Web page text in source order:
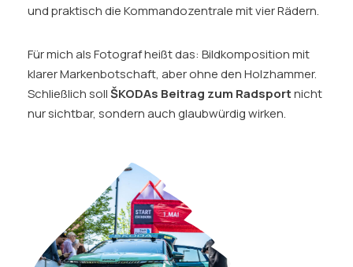
und praktisch die Kommandozentrale mit vier Rädern.
Für mich als Fotograf heißt das: Bildkomposition mit
klarer Markenbotschaft, aber ohne den Holzhammer.
Schließlich sollŠKODAs Beitrag zum Radsportnicht
nur sichtbar, sondern auch glaubwürdig wirken.